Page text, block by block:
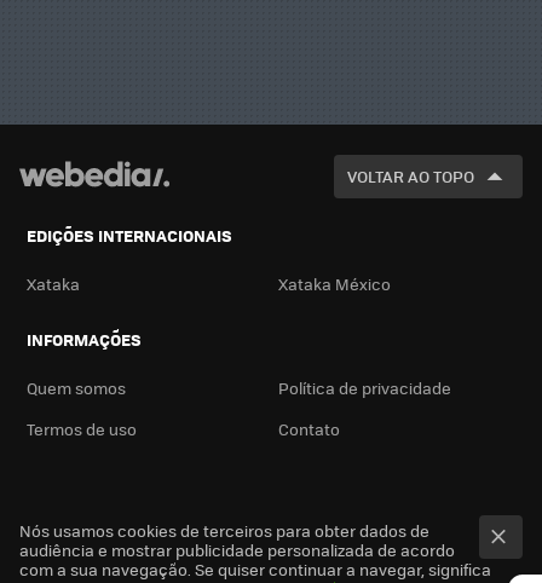
VOLTAR AO TOPO
EDIÇÕES INTERNACIONAIS
Xataka Xataka México
INFORMAÇÕES
Quem somos
Política de privacidade
Termos de uso
Contato
Nós usamos cookies de terceiros para obter dados de
audiência e mostrar publicidade personalizada de acordo
com a sua navegação. Se quiser continuar a navegar, significa